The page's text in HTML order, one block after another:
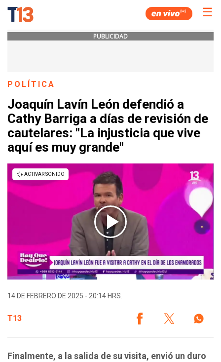
☰
PUBLICIDAD
POLÍTICA
Joaquín Lavín León defendió a
Cathy Barriga a días de revisión de
cautelares: "La injusticia que vive
aquí es muy grande"
14 DE FEBRERO DE 2025 - 20:14 HRS.
T13
Finalmente, a la salida de su visita, envió un duro